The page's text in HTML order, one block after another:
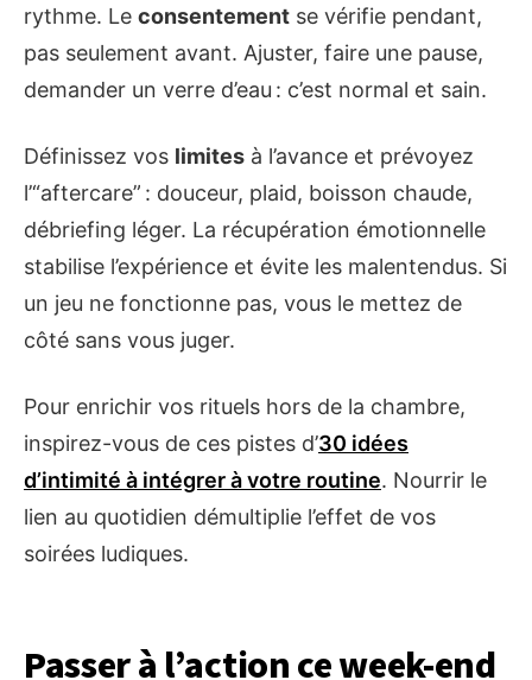
rythme. Le consentement se vérifie pendant,
pas seulement avant. Ajuster, faire une pause,
demander un verre d’eau : c’est normal et sain.
Définissez vos limites à l’avance et prévoyez
l’“aftercare” : douceur, plaid, boisson chaude,
débriefing léger. La récupération émotionnelle
stabilise l’expérience et évite les malentendus. Si
un jeu ne fonctionne pas, vous le mettez de
côté sans vous juger.
Pour enrichir vos rituels hors de la chambre,
inspirez-vous de ces pistes d’30 idées
d’intimité à intégrer à votre routine. Nourrir le
lien au quotidien démultiplie l’effet de vos
soirées ludiques.
Passer à l’action ce week-end